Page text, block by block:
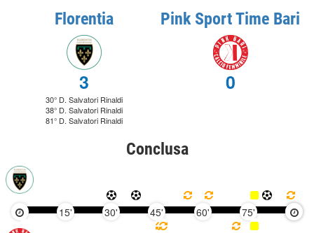
Florentia
3
30° D. Salvatori Rinaldi
38° D. Salvatori Rinaldi
81° D. Salvatori Rinaldi
Pink Sport Time Bari
0
Conclusa
15' 30' 45' 60' 75' 90'